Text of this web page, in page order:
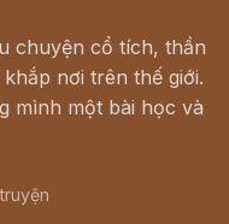
chuyện cổ tích, thần
nơi trên thế giới.
mình một bài học và